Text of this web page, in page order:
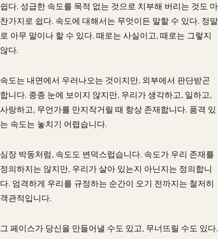
쉽다. 성급한 속도를 목적 없는 것으로 치부해 버리는 것도 마
찬가지로 쉽다. 속도에 대해서는 무엇이든 말할 수 있다. 정말
로 아무 말이나 할 수 있다. 때로는 사실이고, 때로는 그렇지
않다.
속도는 내면에서 우러나오는 것이지만, 외부에서 판단받곤
합니다. 종종 눈에 보이지 않지만, 우리가 생각하고, 일하고,
사랑하고, 무언가를 만지작거릴 때 항상 존재합니다. 품격 있
는 속도는 놓치기 어렵습니다.
심장 박동처럼, 속도도 변덕스럽습니다. 속도가 우리 존재를
정의하지는 않지만, 우리가 살아 있는지 아닌지는 정의합니
다. 엄격하게 우리를 규정하는 순간이 오기 전까지는 철저히
객관적입니다.
그 페이스가 당신을 만들어낼 수도 있고, 무너뜨릴 수도 있다.